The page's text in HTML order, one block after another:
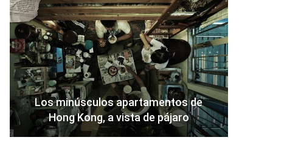
Los minúsculos apartamentos de
Hong Kong, a vista de pájaro